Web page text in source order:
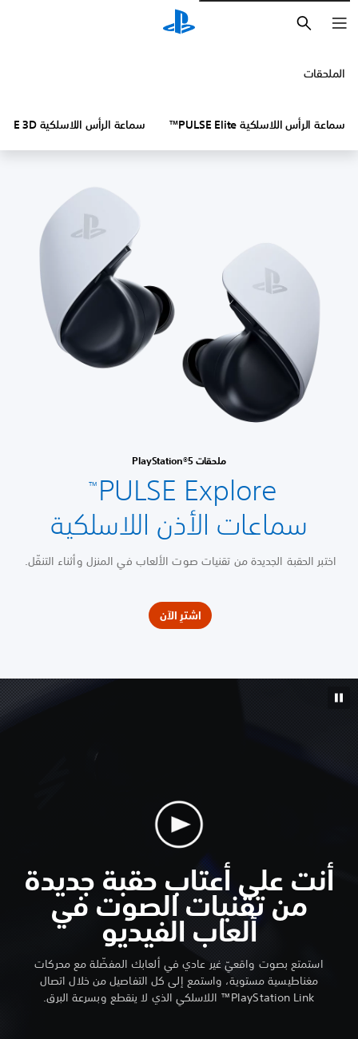
الملحقات
سماعة الرأس اللاسلكية PULSE Elite™ سماعة الرأس اللاسلكية PULSE 3D™
ملحقات PlayStation®5
PULSE Explore
™
سماعات الأذن اللاسلكية
اختبر الحقبة الجديدة من تقنيات صوت الألعاب في المنزل وأثناء التنقّل.
اشترِ الآن
أنت على أعتاب حقبة جديدة
من تقنيات الصوت في
ألعاب الفيديو
استمتع بصوت واقعيّ غير عادي في ألعابك المفضّلة مع محركات
مغناطيسية مستوية، واستمع إلى كل التفاصيل من خلال اتصال
PlayStation Link™ اللاسلكي الذي لا ينقطع وبسرعة البرق.